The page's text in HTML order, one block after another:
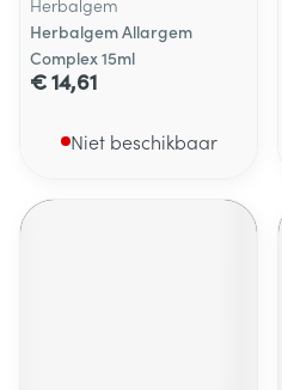
Herbalgem
Herbalgem Allargem
Complex 15ml
€ 14,61
Niet beschikbaar